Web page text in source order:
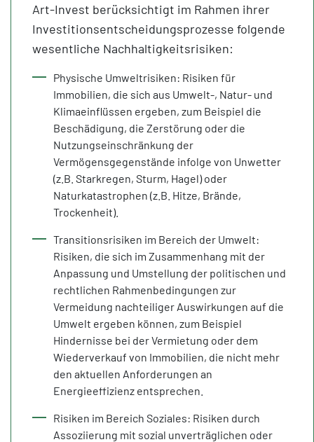
Art-Invest berücksichtigt im Rahmen ihrer
Investitionsentscheidungsprozesse folgende
wesentliche Nachhaltigkeitsrisiken:
Physische Umweltrisiken: Risiken für
Immobilien, die sich aus Umwelt-, Natur- und
Klimaeinflüssen ergeben, zum Beispiel die
Beschädigung, die Zerstörung oder die
Nutzungseinschränkung der
Vermögensgegenstände infolge von Unwetter
(z.B. Starkregen, Sturm, Hagel) oder
Naturkatastrophen (z.B. Hitze, Brände,
Trockenheit).
Transitionsrisiken im Bereich der Umwelt:
Risiken, die sich im Zusammenhang mit der
Anpassung und Umstellung der politischen und
rechtlichen Rahmenbedingungen zur
Vermeidung nachteiliger Auswirkungen auf die
Umwelt ergeben können, zum Beispiel
Hindernisse bei der Vermietung oder dem
Wiederverkauf von Immobilien, die nicht mehr
den aktuellen Anforderungen an
Energieeffizienz entsprechen.
Risiken im Bereich Soziales: Risiken durch
Assoziierung mit sozial unverträglichen oder